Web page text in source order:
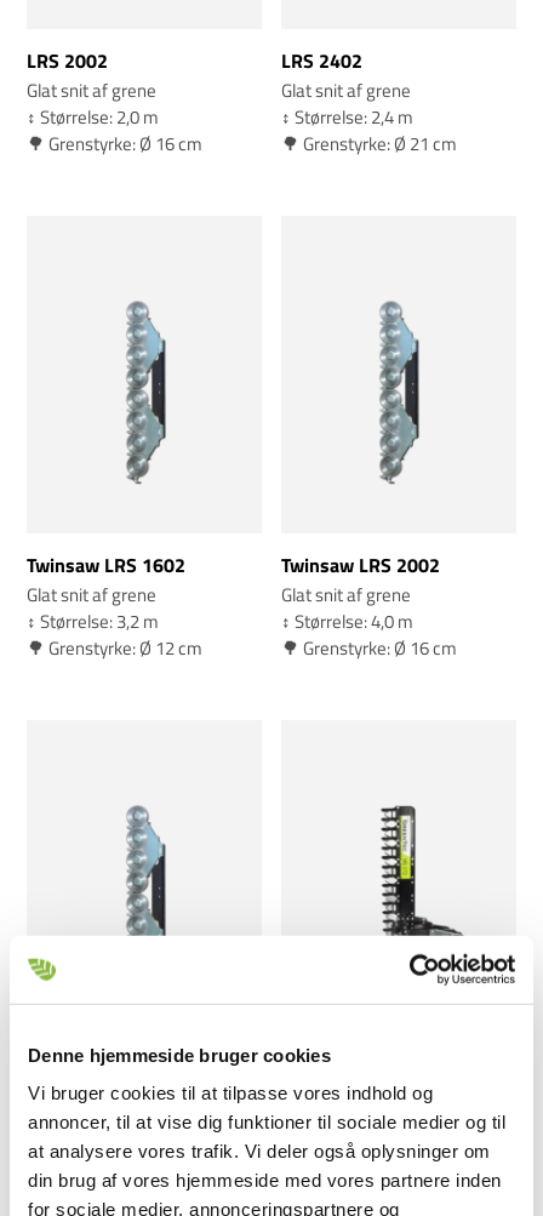
Denne hjemmeside bruger cookies
Vi bruger cookies til at tilpasse vores indhold og
annoncer, til at vise dig funktioner til sociale medier og til
at analysere vores trafik. Vi deler også oplysninger om
din brug af vores hjemmeside med vores partnere inden
for sociale medier, annonceringspartnere og
LRS 2002
Glat snit af grene
↕️ Størrelse: 2,0 m
🌳 Grenstyrke: Ø 16 cm
LRS 2402
Glat snit af grene
↕️ Størrelse: 2,4 m
🌳 Grenstyrke: Ø 21 cm
Twinsaw LRS 1602
Glat snit af grene
↕️ Størrelse: 3,2 m
🌳 Grenstyrke: Ø 12 cm
Twinsaw LRS 2002
Glat snit af grene
↕️ Størrelse: 4,0 m
🌳 Grenstyrke: Ø 16 cm
Twinsaw LRS 2402
Glat snit af grene
↕️ Størrelse: 4,8 m
🌳 Grenstyrke: Ø 21 cm
HS 172
Hæk- og hegnsklipper
↕️ Størrelse: 1,7 m
🌳 Grenstyrke: Ø 6 cm